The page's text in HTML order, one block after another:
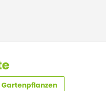
Gartenpflanzen